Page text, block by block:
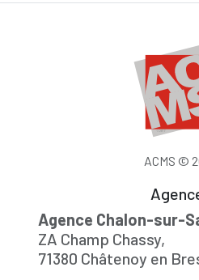
ACMS ©
Agence Chalon-sur-
ZA Champ Chassy,
71380 Châtenoy en